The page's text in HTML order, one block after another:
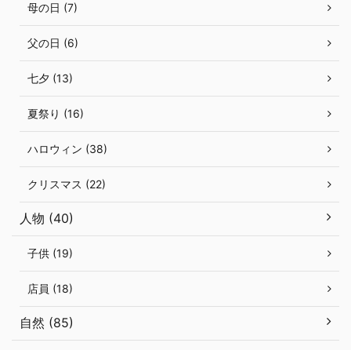
母の日 (7)
父の日 (6)
七夕 (13)
夏祭り (16)
ハロウィン (38)
クリスマス (22)
人物 (40)
子供 (19)
店員 (18)
自然 (85)